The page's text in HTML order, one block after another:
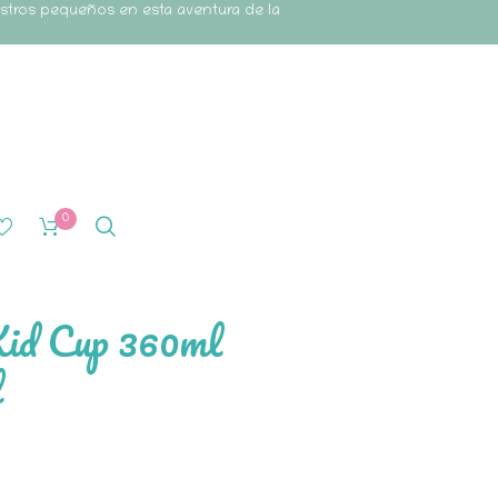
pequeños en esta aventura de la
0
Cup 360ml